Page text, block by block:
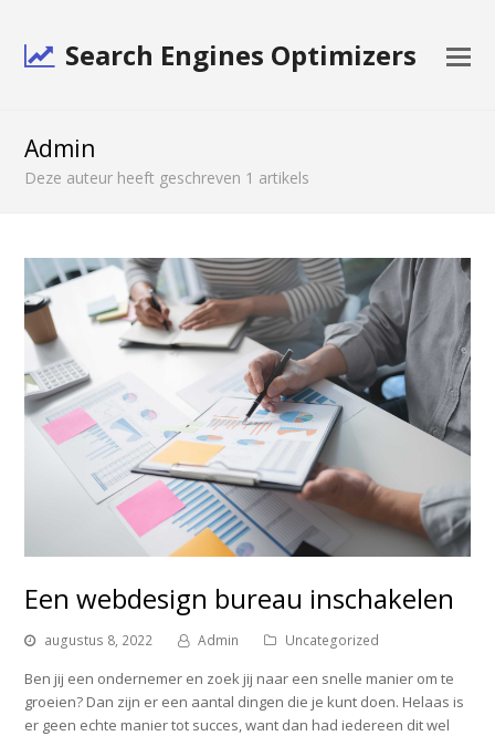
Search Engines Optimizers
Admin
Deze auteur heeft geschreven 1 artikels
Een webdesign bureau inschakelen
augustus 8, 2022 Admin Uncategorized
Ben jij een ondernemer en zoek jij naar een snelle manier om te
groeien? Dan zijn er een aantal dingen die je kunt doen. Helaas is
er geen echte manier tot succes, want dan had iedereen dit wel